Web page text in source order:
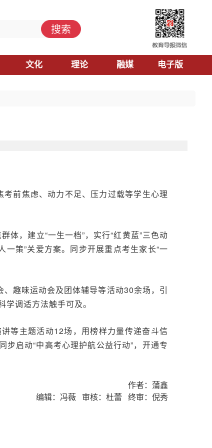
文化 理论 融媒 电子版
搜索
前焦虑、动力不足、压力过载等学生心理
体，建立“一生一档”，实行“红黄蓝”三色动
策”关爱方案。同步开展重点考生家长“一
趣味运动会及团体辅导等活动30余场，引
调适方法触手可及。
等主题活动12场，用榜样力量传递奋斗信
启动“中高考心理护航公益行动”，开通专
作者：蒲鑫
编辑：冯薇 审核：杜蕾 终审：倪秀